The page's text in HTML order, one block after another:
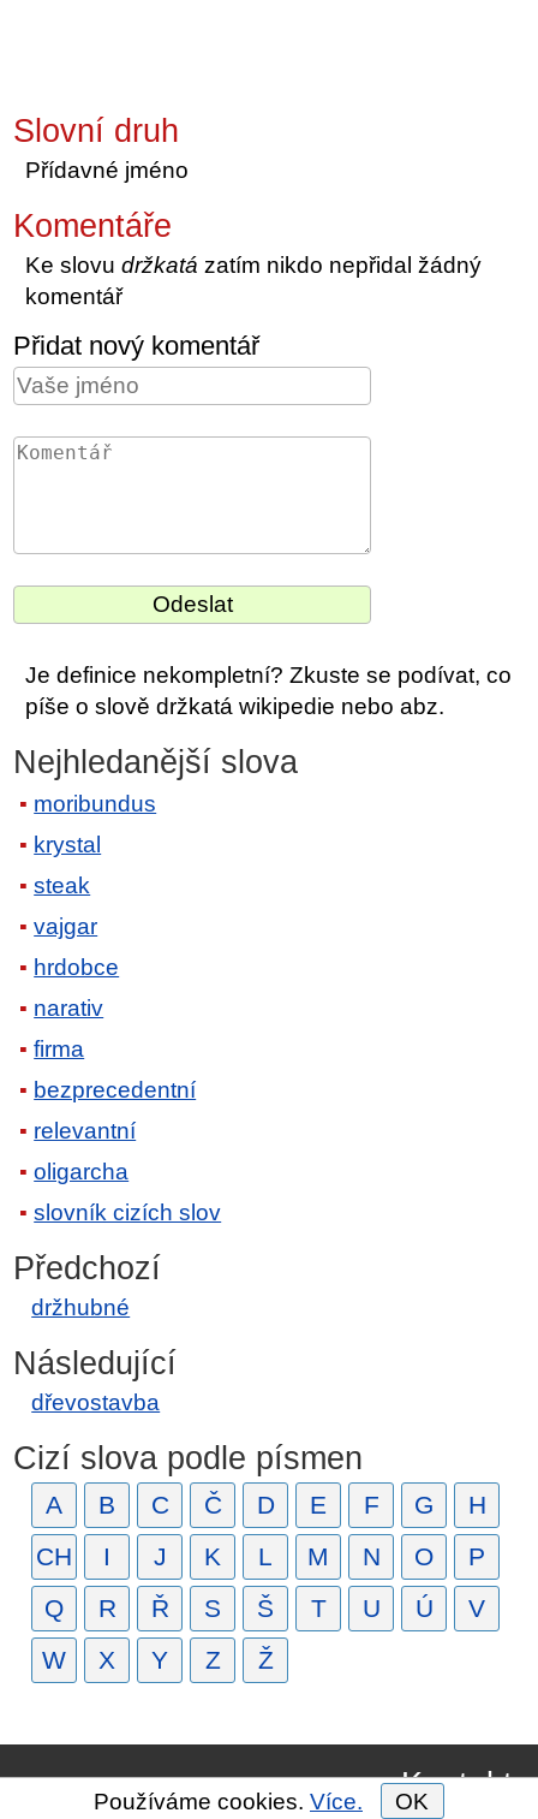
Slovní druh
Přídavné jméno
Komentáře
Ke slovudržkatá zatím nikdo nepřidal žádný
komentář
Přidat nový komentář
Je definice nekompletní? Zkuste se podívat, co
píše o slově držkatá wikipedie nebo abz.
Nejhledanější slova
moribundus
krystal
steak
vajgar
hrdobce
narativ
firma
bezprecedentní
relevantní
oligarcha
slovník cizích slov
Předchozí
držhubné
Následující
dřevostavba
Cizí slova podle písmen
A B C Č D E F G
H
CH
I J K L M N O
P
Q
R Ř S Š T U Ú
V
W
X Y Z Ž
Kontakt
Používáme cookies. Více. OK